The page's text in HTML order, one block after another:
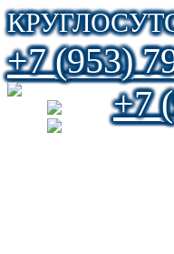
+7 (953)
+7